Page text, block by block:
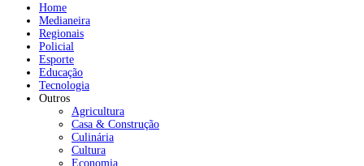
Home
Medianeira
Regionais
Policial
Esporte
Educação
Tecnologia
Outros
Agricultura
Casa & Construção
Culinária
Cultura
Economia